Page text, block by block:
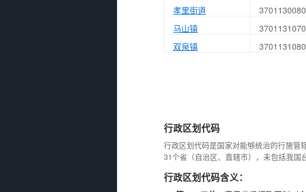
孝里街道
马山镇
双泉镇
行政区划代码
行政区划代码是国家对能够统治的行施管
31个省（自治区、直辖市），未包括我国
行政区划代码含义：